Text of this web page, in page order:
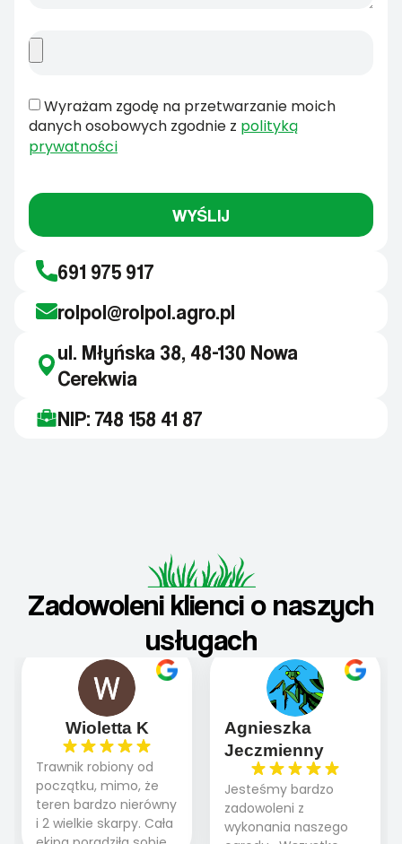
Wyrażam zgodę na przetwarzanie moich
danych osobowych zgodnie z polityką
prywatności
WYŚLIJ
691 975 917
rolpol@rolpol.agro.pl
ul. Młyńska 38, 48-130 Nowa
Cerekwia
NIP: 748 158 41 87
Zadowoleni klienci o naszych
usługach
Wioletta K
Trawnik robiony od
początku, mimo, że
teren bardzo nierówny
i 2 wielkie skarpy. Cała
Agnieszka
Jeczmienny
Jesteśmy bardzo
zadowoleni z
wykonania naszego